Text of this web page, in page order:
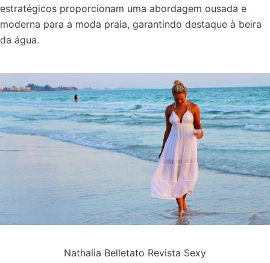
estratégicos proporcionam uma abordagem ousada e
moderna para a moda praia, garantindo destaque à beira
da água.
Nathalia Belletato Revista Sexy